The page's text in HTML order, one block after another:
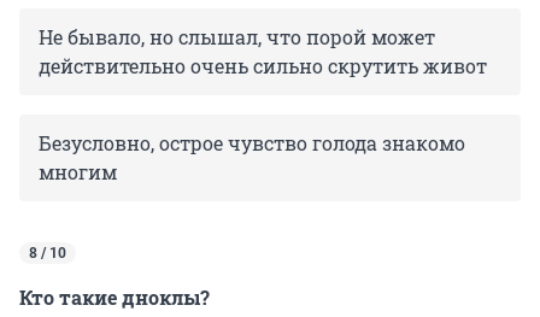
Не бывало, но слышал, что порой может
действительно очень сильно скрутить живот
Безусловно, острое чувство голода знакомо
многим
8 / 10
Кто такие дноклы?